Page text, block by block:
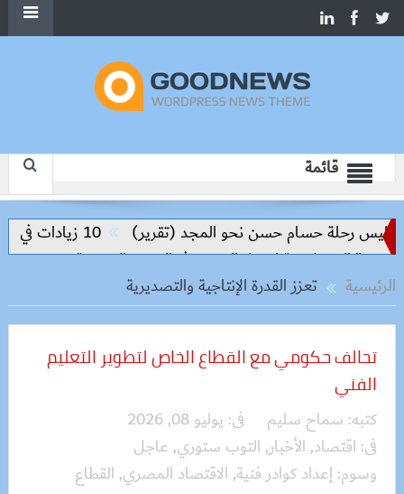
قائمة
رحلة حسام حسن نحو المجد (تقرير)
10 زيادات في 10 سنوات.. هل حان الوقت لرفع دعم البنزين نهائيا؟
الرئيسية
تعزز القدرة الإنتاجية والتصديرية
تحالف حكومي مع القطاع الخاص لتطوير التعليم
الفني
كتبه: سماح سليم فى: يوليو 08, 2026
فى: اقتصاد, الأخبار, التوب ستوري, عاجل
وسوم: إعداد كوادر فنية, الاقتصاد المصري, القطاع